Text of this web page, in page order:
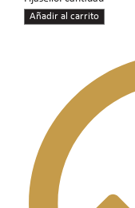
Añadir al carrito